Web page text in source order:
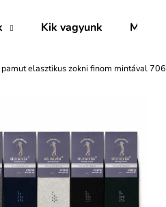
Kik vagyunk Márkák
elasztikus zokni finom mintával 706
keres?
Ajánljuk